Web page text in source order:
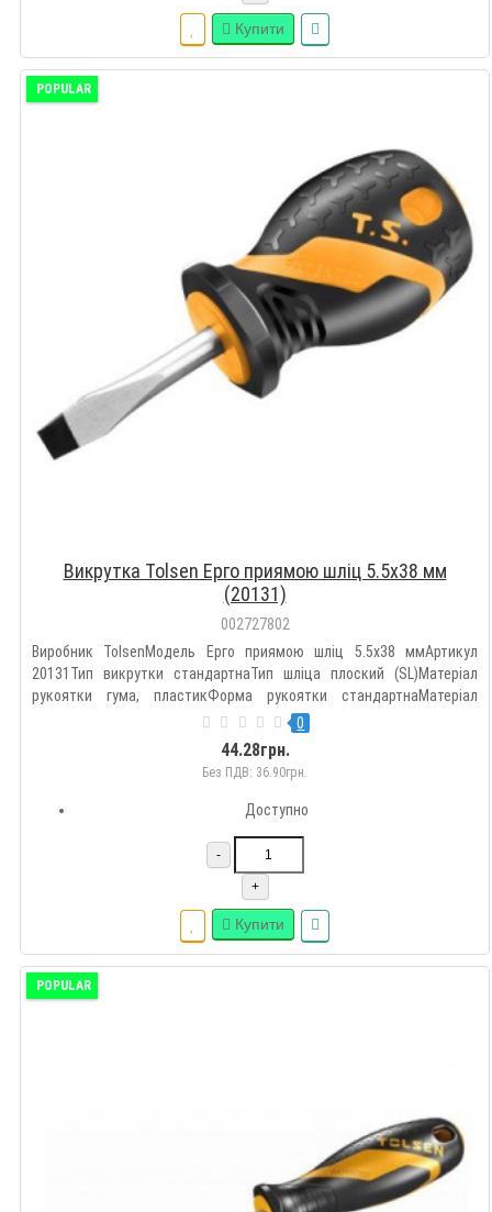
Купити
POPULAR
Викрутка Tolsen Ерго приямою шліц 5.5х38 мм
(20131)
002727802
Виробник TolsenМодель Ерго приямою шліц 5.5х38 ммАртикул
20131Тип викрутки стандартнаТип шліца плоский (SL)Матеріал
рукоятки гума, пластикФорма рукоятки стандартнаМатеріал
стержня сталь (хром-ванадієва)Довжина 38 ммКількість викруток
1 штДодатково магнітний наконечникПлоска (Slotted/SL) 5.5Країна
0
44.28грн.
Без ПДВ: 36.90грн.
Доступно
-
+
Купити
POPULAR